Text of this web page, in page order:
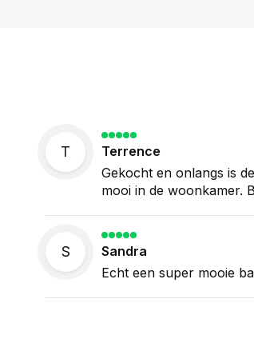
T
Terrence
Gekocht en onlangs is
mooi in de woonkamer.
S
Sandra
Echt een super mooie